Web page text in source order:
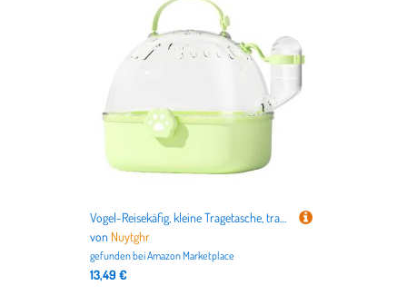
Vogel-Reisekäfig, kleine Tragetasche, tragbare, kompakte Tragetasche mit Wasserflasche, 18 x 16 x 17 cm, ideal für wilde kleine Sittiche, reisefreundliche Haustier-Tragetasche für Vögel
von Nuytghr
gefunden beiAmazon Marketplace
13,49 €